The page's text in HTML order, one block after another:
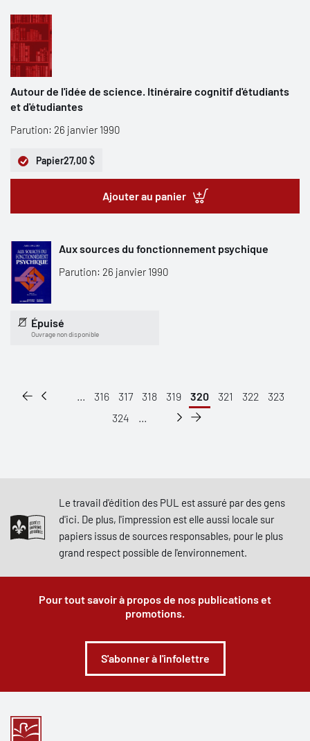
Autour de l'idée de science. Itinéraire cognitif d'étudiants
et d'étudiantes
Parution: 26 janvier 1990
Papier27,00 $
Ajouter au panier
Aux sources du fonctionnement psychique
Parution: 26 janvier 1990
Épuisé
Ouvrage non disponible
... 316 317 318 319 320 321 322
323
324
...
Le travail d'édition des PUL est assuré par des gens
d'ici. De plus, l'impression est elle aussi locale sur
papiers issus de sources responsables, pour le plus
grand respect possible de l'environnement.
Pour tout savoir à propos de nos publications et
promotions.
S'abonner à l'infolettre